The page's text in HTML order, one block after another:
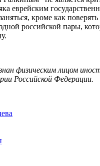
еврейским
кроме как поверять
российской пары,
физическим лицом
Российской Федерации.